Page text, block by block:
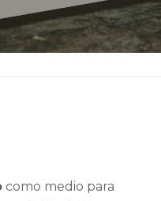
como medio para